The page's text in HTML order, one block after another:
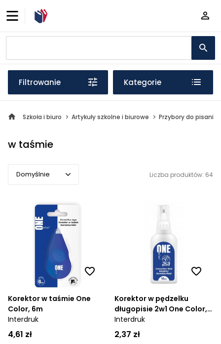
Filtrowanie Kategorie
Szkoła i biuro Artykuły szkolne i biurowe Przybory do pisania
w taśmie
Domyślnie
Popularne
Cena rosnąco
Cena malejąco
Od najnowszych
Od najstarszych
Liczba produktów: 64
Korektor w taśmie One
Color, 6m
Interdruk
4,61 zł
Korektor w pędzelku
długopisie 2w1 One Color,
10ml
Interdruk
2,37 zł